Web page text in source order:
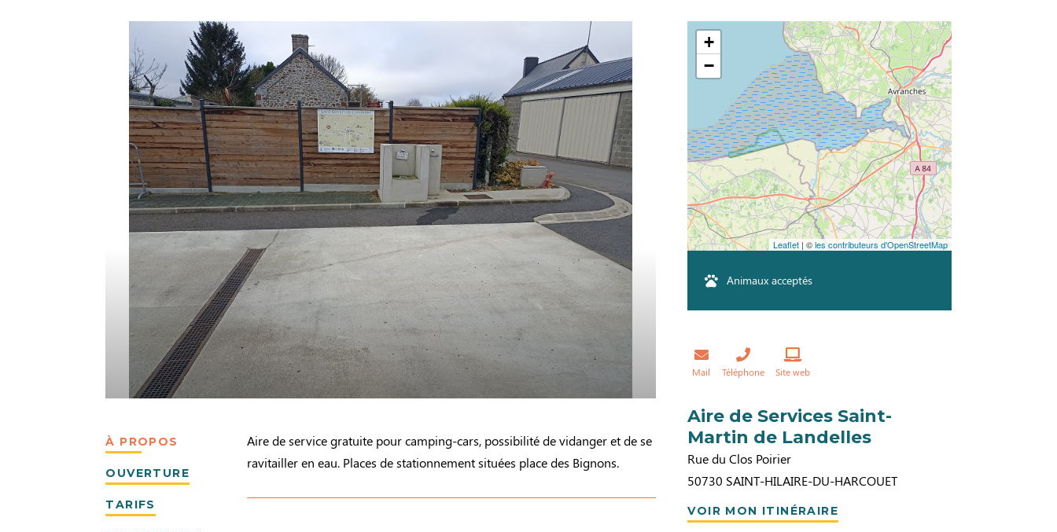
À PROPOS
OUVERTURE
TARIFS
Aire de service gratuite pour camping-cars, possibilité de vidanger et de se
ravitailler en eau. Places de stationnement situées place des Bignons.
+
−
Leaflet| ©les contributeurs d'OpenStreetMap
Animaux acceptés
Mail Téléphone Site web
Aire de Services Saint-
Martin de Landelles
Rue du Clos Poirier
50730 SAINT-HILAIRE-DU-HARCOUET
VOIR MON ITINÉRAIRE